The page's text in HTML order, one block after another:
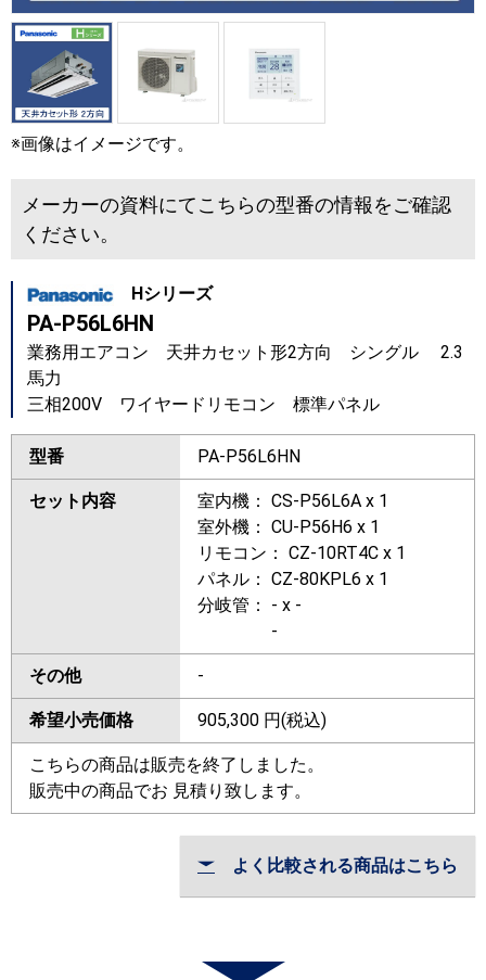
※画像はイメージです。
メーカーの資料にてこちらの型番の情報をご確認
ください。
Hシリーズ
PA-P56L6HN
業務用エアコン 天井カセット形2方向 シングル 2.3
馬力
三相200V ワイヤードリモコン 標準パネル
型番 PA-P56L6HN
セット内容
室内機： CS-P56L6A x 1
室外機： CU-P56H6 x 1
リモコン： CZ-10RT4C x 1
パネル： CZ-80KPL6 x 1
分岐管： - x -
-
その他 -
希望小売価格 905,300 円(税込)
こちらの商品は販売を終了しました。
販売中の商品でお 見積り致します。
よく比較される商品はこちら